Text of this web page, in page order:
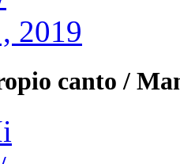
canto /